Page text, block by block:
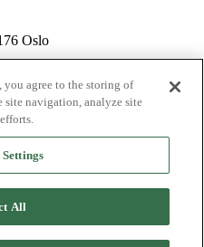
Oslo
agree to the storing of
site navigation, analyze site
All